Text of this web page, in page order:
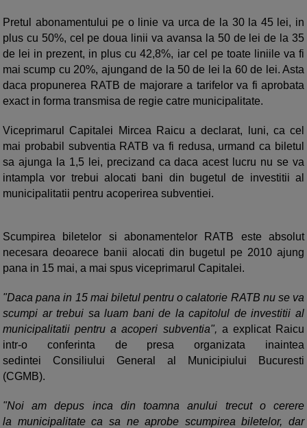
Pretul abonamentului pe o linie va urca de la 30 la 45 lei, in
plus cu 50%, cel pe doua linii va avansa la 50 de lei de la 35
de lei in prezent, in plus cu 42,8%, iar cel pe toate liniile va fi
mai scump cu 20%, ajungand de la 50 de lei la 60 de lei. Asta
daca propunerea RATB de majorare a tarifelor va fi aprobata
exact in forma transmisa de regie catre municipalitate.
Viceprimarul Capitalei Mircea Raicu a declarat, luni, ca cel
mai probabil subventia RATB va fi redusa, urmand ca biletul
sa ajunga la 1,5 lei, precizand ca daca acest lucru nu se va
intampla vor trebui alocati bani din bugetul de investitii al
municipalitatii pentru acoperirea subventiei.
Scumpirea biletelor si abonamentelor RATB este absolut
necesara deoarece banii alocati din bugetul pe 2010 ajung
pana in 15 mai, a mai spus viceprimarul Capitalei.
"Daca pana in 15 mai biletul pentru o calatorie RATB nu se va
scumpi ar trebui sa luam bani de la capitolul de investitii al
municipalitatii pentru a acoperi subventia", a explicat Raicu
intr-o conferinta de presa organizata inaintea
sedintei Consiliului General al Municipiului Bucuresti
(CGMB).
"Noi am depus inca din toamna anului trecut o cerere
la municipalitate ca sa ne aprobe scumpirea biletelor, dar